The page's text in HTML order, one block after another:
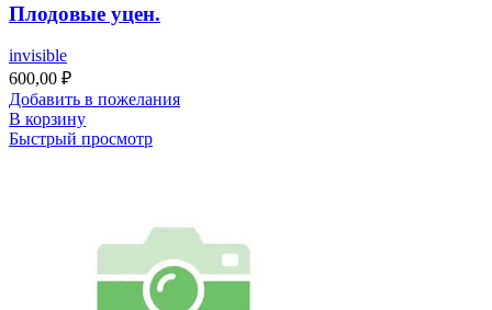
Плодовые уцен.
invisible
600,00 ₽
Добавить в пожелания
В корзину
Быстрый просмотр